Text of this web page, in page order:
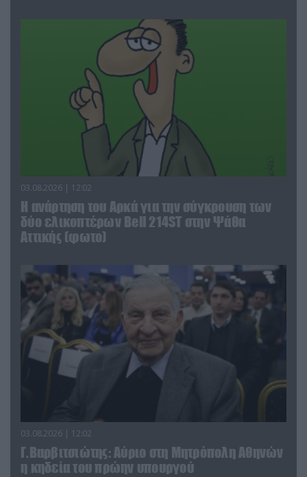
03.08.2026 | 12:02
Η ανάρτηση του Αρκά για την σύγκρουση των
δύο ελικοπτέρων Bell 214ST στην Ψάθα
Αττικής (φωτο)
03.08.2026 | 12:02
Γ.Βαρβιτσιώτης: Aύριο στη Μητρόπολη Αθηνών
η κηδεία του πρώην υπουργού